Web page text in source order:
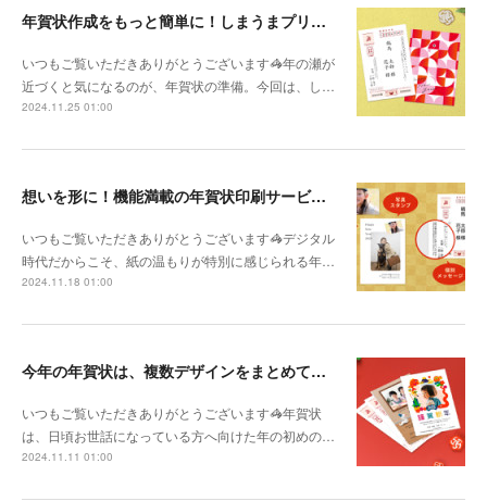
年賀状作成をもっと簡単に！しまうまプリントの便利機能3選✨
いつもご覧いただきありがとうございます🦓年の瀬が
近づくと気になるのが、年賀状の準備。今回は、し…
2024.11.25 01:00
想いを形に！機能満載の年賀状印刷サービスで新年の挨拶を🎍
いつもご覧いただきありがとうございます🦓デジタル
時代だからこそ、紙の温もりが特別に感じられる年…
2024.11.18 01:00
今年の年賀状は、複数デザインをまとめてお得に注文しよう！
いつもご覧いただきありがとうございます🦓年賀状
は、日頃お世話になっている方へ向けた年の初めの…
2024.11.11 01:00